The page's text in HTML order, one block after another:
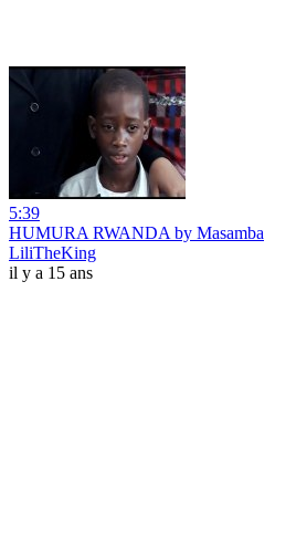
5:39
HUMURA RWANDA by Masamba
LiliTheKing
il y a 15 ans